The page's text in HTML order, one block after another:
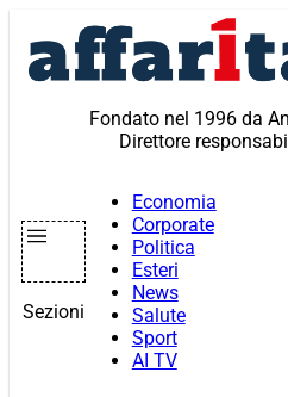
contenuto
Fondato nel 1996 da
Direttore
Sezioni
Economia
Corporate
Politica
Esteri
News
Salute
Sport
AI TV